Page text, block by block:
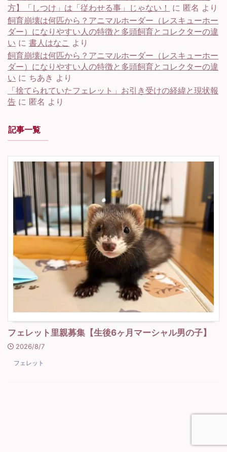
方】「しつけ」は「従わせる事」じゃない！
に 匿名 より
飼育崩壊は何匹から？アニマルホーダー（レスキューホー
ダー）になりやすい人の特徴と多頭飼育とコレクターの違
い に 書人はなこ より
飼育崩壊は何匹から？アニマルホーダー（レスキューホー
ダー）になりやすい人の特徴と多頭飼育とコレクターの違
い に ちあき より
「捨てられていたフェレット」お引き受けの経緯と現状報
告 に 匿名 より
記事一覧
フェレット里親募集【生後6ヶ月マーシャル男の子】
2026/8/7
フェレット